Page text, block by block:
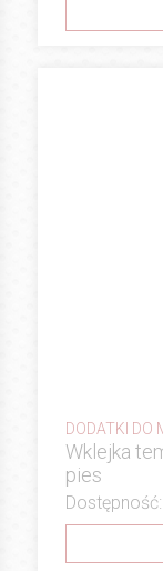
DODATKI DO
Wklejka
pies